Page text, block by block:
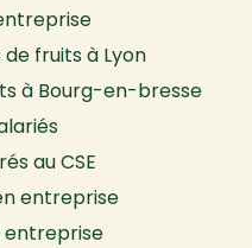
fruits à Lyon
à Bourg-en-bresse
au CSE
entreprise
entreprise